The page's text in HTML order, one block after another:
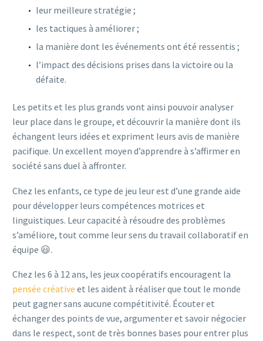
leur meilleure stratégie ;
les tactiques à améliorer ;
la manière dont les événements ont été ressentis ;
l’impact des décisions prises dans la victoire ou la
défaite.
Les petits et les plus grands vont ainsi pouvoir analyser
leur place dans le groupe, et découvrir la manière dont ils
échangent leurs idées et expriment leurs avis de manière
pacifique. Un excellent moyen d’apprendre à s’affirmer en
société sans duel à affronter.
Chez les enfants, ce type de jeu leur est d’une grande aide
pour développer leurs compétences motrices et
linguistiques. Leur capacité à résoudre des problèmes
s’améliore, tout comme leur sens du travail collaboratif en
équipe 😃.
Chez les 6 à 12 ans, les jeux coopératifs encouragent la
pensée créative et les aident à réaliser que tout le monde
peut gagner sans aucune compétitivité. Écouter et
échanger des points de vue, argumenter et savoir négocier
dans le respect, sont de très bonnes bases pour entrer plus